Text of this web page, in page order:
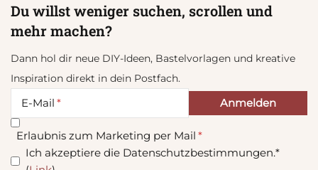
Du willst weniger suchen, scrollen und
mehr machen?
Dann hol dir neue DIY-Ideen, Bastelvorlagen und kreative
Inspiration direkt in dein Postfach.
E-Mail
Erlaubnis zum Marketing per Mail
Ich akzeptiere die Datenschutzbestimmungen.*